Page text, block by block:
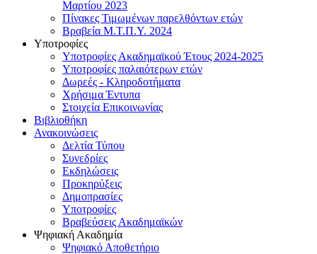
Μαρτίου 2023
Πίνακες Τιμωμένων παρελθόντων ετών
Βραβεία Μ.Τ.Π.Υ. 2024
Υποτροφίες
Υποτροφίες Ακαδημαϊκού Έτους 2024-2025
Υποτροφίες παλαιότερων ετών
Δωρεές - Κληροδοτήματα
Χρήσιμα Έντυπα
Στοιχεία Επικοινωνίας
Βιβλιοθήκη
Ανακοινώσεις
Δελτία Τύπου
Συνεδρίες
Εκδηλώσεις
Προκηρύξεις
Δημοπρασίες
Υποτροφίες
Βραβεύσεις Ακαδημαϊκών
Ψηφιακή Ακαδημία
Ψηφιακό Αποθετήριο